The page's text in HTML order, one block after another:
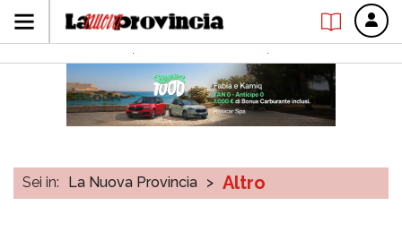
Sei in: La Nuova Provincia > Altro